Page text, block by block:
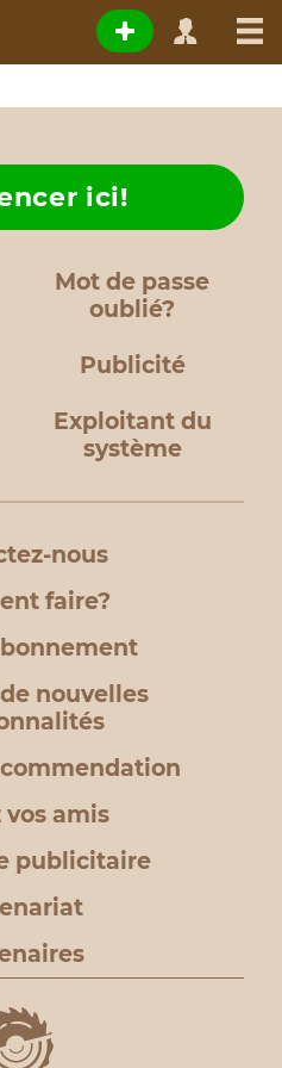
Mot de passe
oublié?
ici!
Publicité
Exploitant du
système
nous
faire?
nouvelles
amis
publicitaire